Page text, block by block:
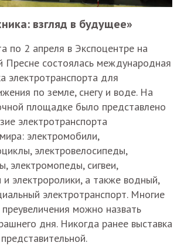
взгляд в будущее»
по 2 апреля в Экспоцентре на
Пресне состоялась международная
электротранспорта для
по земле, снегу и воде. На
площадке было представлено
электротранспорта
электромобили,
электровелосипеды,
электромопеды, сигвеи,
и электроролики, а также водный,
электротранспорт. Многие
можно назвать
дня. Никогда ранее выставка